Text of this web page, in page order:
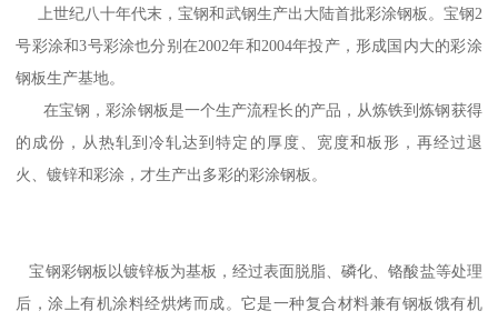
上世纪八十年代末，宝钢和武钢生产出大陆首批彩涂钢板。宝钢2
号彩涂和3号彩涂也分别在2002年和2004年投产，形成国内大的彩涂
钢板生产基地。
在宝钢，彩涂钢板是一个生产流程长的产品，从炼铁到炼钢获得
的成份，从热轧到冷轧达到特定的厚度、宽度和板形，再经过退
火、镀锌和彩涂，才生产出多彩的彩涂钢板。
宝钢彩钢板以镀锌板为基板，经过表面脱脂、磷化、铬酸盐等处理
后，涂上有机涂料经烘烤而成。它是一种复合材料兼有钢板饿有机